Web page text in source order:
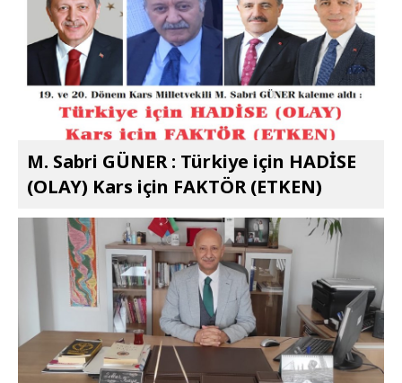
M. Sabri GÜNER : Türkiye için HADİSE
(OLAY) Kars için FAKTÖR (ETKEN)